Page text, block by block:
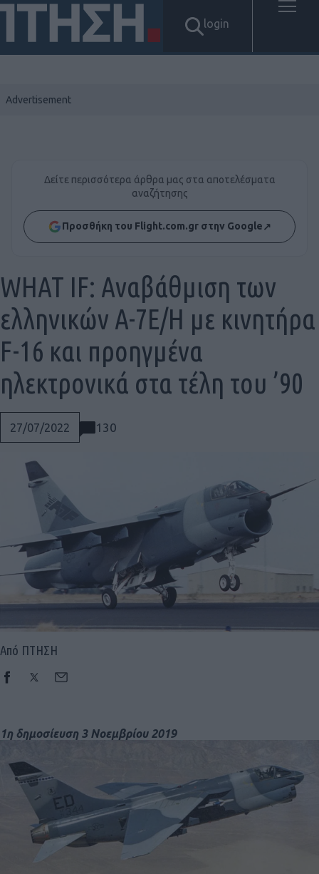
login
Social
Δείτε περισσότερα άρθρα μας στα αποτελέσματα
αναζήτησης
Προσθήκη του Flight.com.gr στην Google↗
27/07/2022 130
WHAT IF: Αναβάθμιση των
ελληνικών Α-7Ε/Η με κινητήρα
F-16 και προηγμένα
ηλεκτρονικά στα τέλη του ’90
Από ΠΤΗΣΗ
1η δημοσίευση 3 Νοεμβρίου 2019